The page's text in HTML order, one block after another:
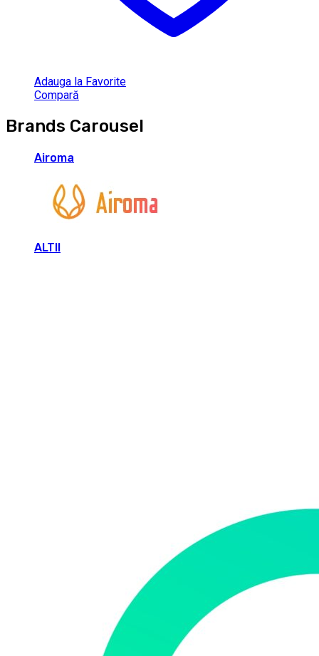
Adauga la Favorite
Compară
Brands Carousel
Airoma
ALTII